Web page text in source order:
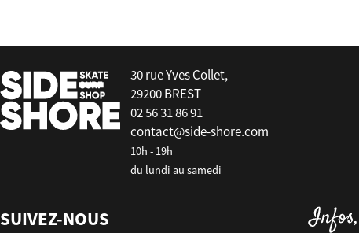
30 rue Yves Collet,
29200 BREST
02 56 31 86 91
contact@side-shore.com
10h - 19h
du lundi au samedi
SUIVEZ-NOUS